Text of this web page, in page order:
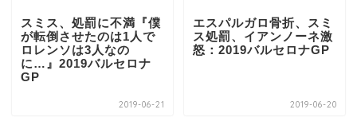
スミス、処罰に不満『僕
が転倒させたのは1人で
ロレンソは3人なの
に…』2019バルセロナ
GP
2019-06-21
エスパルガロ骨折、スミ
ス処罰、イアンノーネ激
怒：2019バルセロナGP
2019-06-20